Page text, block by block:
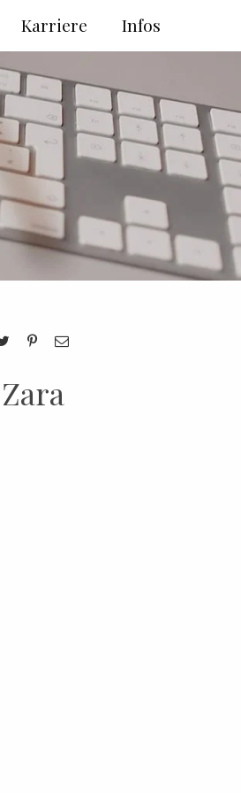
Infos
Karriere